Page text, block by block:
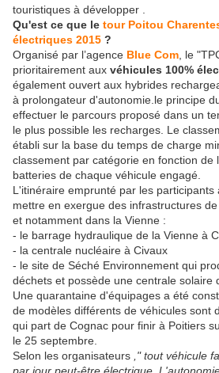
touristiques à développer .
Qu'est ce que le tour Poitou
électriques 2015 ?
Organisé par l’agence Blue Com , le
prioritairement aux véhicules 100%
également ouvert aux hybrides
à prolongateur d'autonomie.le principe
effectuer le parcours proposé dans un
le plus possible les recharges. Le
établi sur la base du temps de charge
classement par catégorie en fonction de
batteries de chaque véhicule engagé.
L'itinéraire emprunté par les participants
mettre en exergue des infrastructures
et notamment dans la Vienne :
- le barrage hydraulique de la Vienne à
- la centrale nucléaire à Civaux
- le site de Séché Environnement qui
déchets et possède une centrale solaire
Une quarantaine d'équipages a été
de modèles différents de véhicules sont
qui part de Cognac pour finir à Poitiers
le 25 septembre.
Selon les organisateurs ," tout véhicule